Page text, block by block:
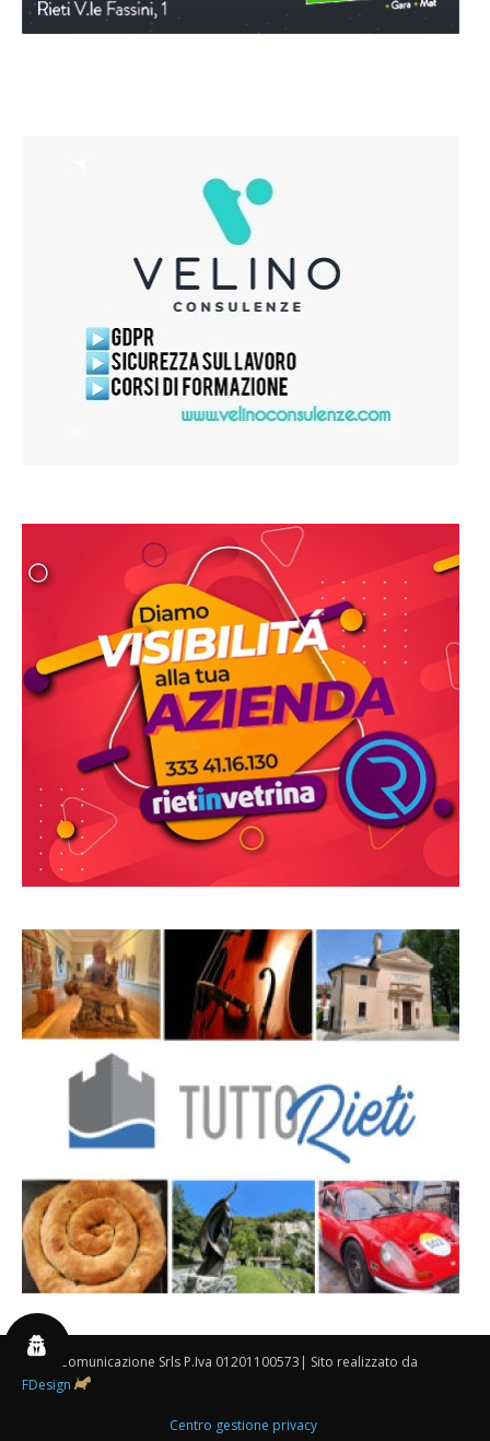
By 3P Comunicazione Srls P.Iva 01201100573| Sito realizzato da
FDesign
Centro gestione privacy